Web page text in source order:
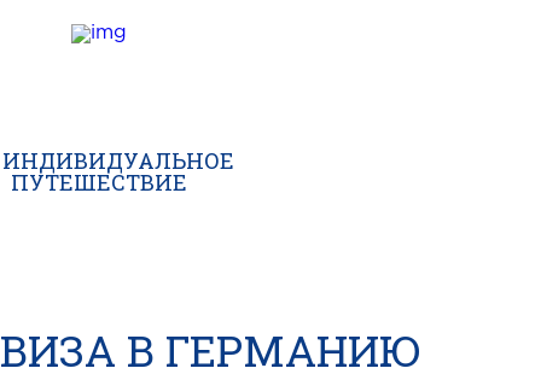
ИНДИВИДУАЛЬНОЕ
ПУТЕШЕСТВИЕ
ВИЗА В ГЕРМАНИЮ